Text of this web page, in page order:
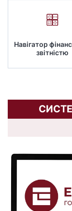
Навігатор
звітністю